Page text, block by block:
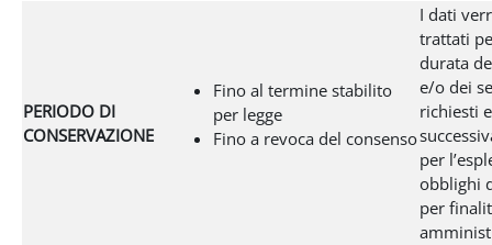
PERIODO DI
CONSERVAZIONE
Fino al termine stabilito
per legge
Fino a revoca del consenso
I dati
trattati
durata
e/o dei
richiesti
per
obblighi
per